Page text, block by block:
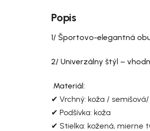
Popis
1/ Športovo-elegantná
2/ Univerzálny štýl –
Materiál:
✔ Vrchný: koža / semišová/
✔ Podšívka: koža
✔ Stielka: kožená, mierne